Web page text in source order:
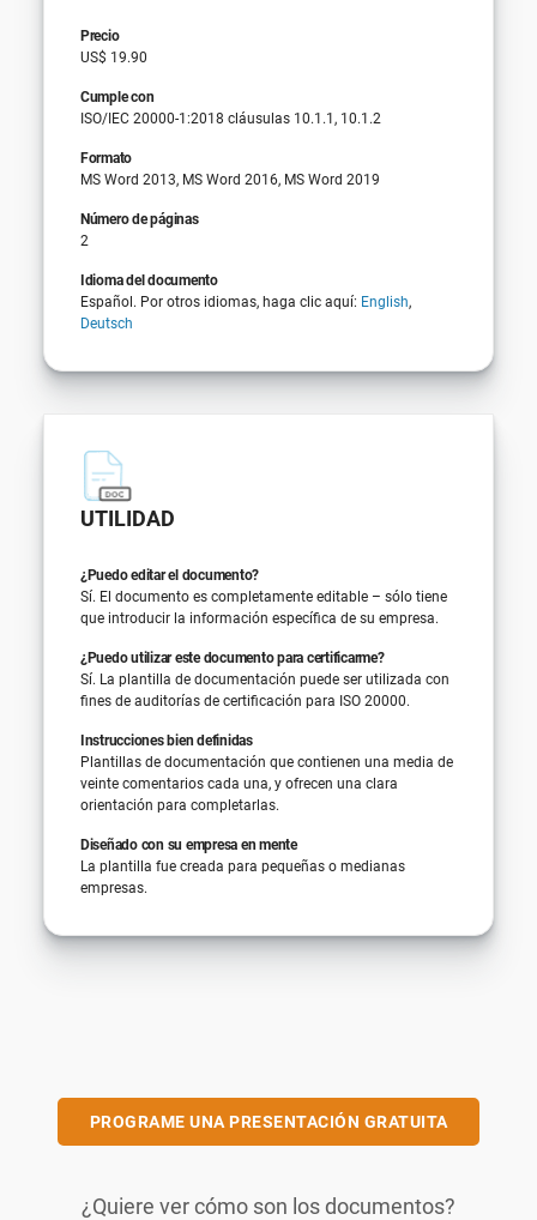
Precio
US$ 19.90
Cumple con
ISO/IEC 20000-1:2018 cláusulas 10.1.1, 10.1.2
Formato
MS Word 2013, MS Word 2016, MS Word 2019
Número de páginas
2
Idioma del documento
Español. Por otros idiomas, haga clic aquí: English,
Deutsch
UTILIDAD
¿Puedo editar el documento?
Sí. El documento es completamente editable – sólo tiene
que introducir la información específica de su empresa.
¿Puedo utilizar este documento para certificarme?
Sí. La plantilla de documentación puede ser utilizada con
fines de auditorías de certificación para ISO 20000.
Instrucciones bien definidas
Plantillas de documentación que contienen una media de
veinte comentarios cada una, y ofrecen una clara
orientación para completarlas.
Diseñado con su empresa en mente
La plantilla fue creada para pequeñas o medianas
empresas.
PROGRAME UNA PRESENTACIÓN GRATUITA
¿Quiere ver cómo son los documentos?